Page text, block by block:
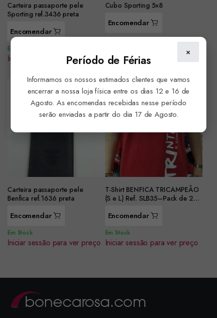
Carteira passaporte pele
Sporting ref.3436 preta
Encomendar
Em Stock
Iniciar sessão para ver preço
Cubo Sporting 5×8
Encomendar
Em Stock
Iniciar sessão para ver preço
Carteira passaporte pele
Benfica ref.1636 preta
Encomendar
Em Stock
Iniciar sessão para ver preço
T-Shirt BENFICA TRICAMPEÃO
(S e L) Ref. SLB35–Pack de 2
Encomendar
Em Stock
Iniciar sessão para ver preço
×
Período de Férias
Informamos os nossos estimados clientes que vamos
encerrar a nossa loja física entre os dias 12 e 16 de
Agosto. As encomendas recebidas nesse período
serão enviadas a partir do dia 17 de Agosto.